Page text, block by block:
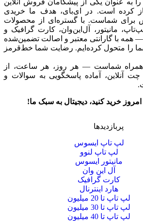
کرده است. در ای‌بای، هدف ما خریدی
برای شماست. با گستره‌ای از محصولات
مانیتور، آل‌این‌وان، کارت گرافیک و
— همه با گارانتی معتبر و اصالت تضمین‌شده
را متحول کرده‌ایم. رضایت شما خط‌قرمز
همراه شماست — هر روز، هر ساعت، از
آنلاین، آماده پاسخگویی به سوالات و
امروز خرید کنید، دیجیتال به سبک ما!
پربازدیدها
لپ تاپ ایسوس
لپ تاپ لنوو
مانیتور ایسوس
آل این وان
کارت گرافیک
هارد اینترنال
لپ تاپ تا 20 میلیون
لپ تاپ تا 30 میلیون
لپ تاپ تا 40 میلیون